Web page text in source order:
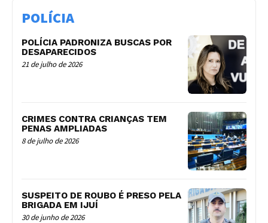
POLÍCIA
POLÍCIA PADRONIZA BUSCAS POR
DESAPARECIDOS
21 de julho de 2026
CRIMES CONTRA CRIANÇAS TEM
PENAS AMPLIADAS
8 de julho de 2026
SUSPEITO DE ROUBO É PRESO PELA
BRIGADA EM IJUÍ
30 de junho de 2026